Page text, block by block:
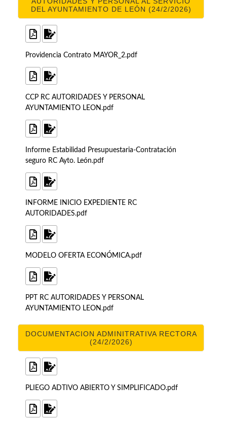
DEL AYUNTAMIENTO DE LEÓN (24/2/2026)
Providencia Contrato MAYOR_2.pdf
CCP RC AUTORIDADES Y PERSONAL
AYUNTAMIENTO LEON.pdf
Informe Estabilidad Presupuestaria-Contratación
seguro RC Ayto. León.pdf
INFORME INICIO EXPEDIENTE RC
AUTORIDADES.pdf
MODELO OFERTA ECONÓMICA.pdf
PPT RC AUTORIDADES Y PERSONAL
AYUNTAMIENTO LEON.pdf
DOCUMENTACION ADMINITRATIVA RECTORA
(24/2/2026)
PLIEGO ADTIVO ABIERTO Y SIMPLIFICADO.pdf